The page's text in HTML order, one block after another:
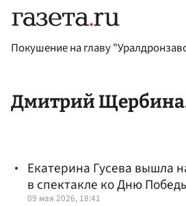
Покушение на главу
Дмитрий Щербина
Екатерина Гусева вышла
в спектакле ко Дню
09 мая 2026, 18:41